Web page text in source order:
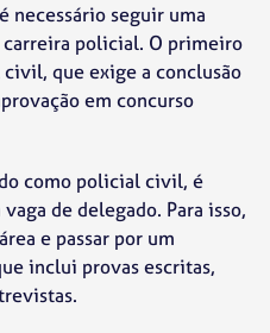
necessário seguir uma
policial. O primeiro
que exige a conclusão
em concurso
como policial civil, é
de delegado. Para isso,
e passar por um
inclui provas escritas,